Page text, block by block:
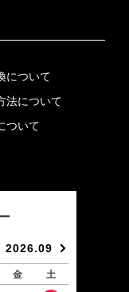
について
法について
ついて
2026.09
金 土